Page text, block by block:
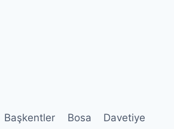
Başkentler Bosa Davetiye